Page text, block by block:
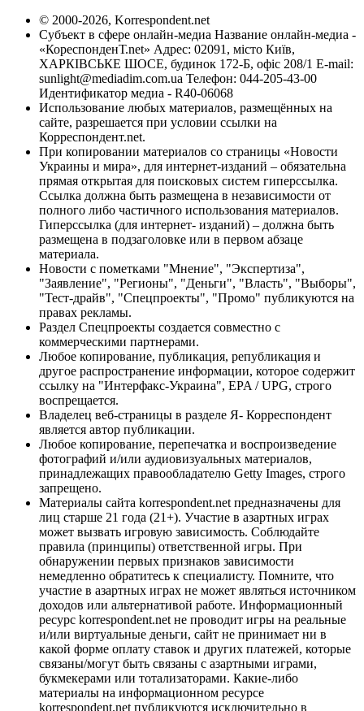
© 2000-2026, Korrespondent.net
Субъект в сфере онлайн-медиа Название онлайн-медиа -
«КореспонденТ.net» Адрес: 02091, місто Київ,
ХАРКІВСЬКЕ ШОСЕ, будинок 172-Б, офіс 208/1 E-mail:
sunlight@mediadim.com.ua Телефон: 044-205-43-00
Идентификатор медиа - R40-06068
Использование любых материалов, размещённых на
сайте, разрешается при условии ссылки на
Корреспондент.net.
При копировании материалов со страницы «Новости
Украины и мира», для интернет-изданий – обязательна
прямая открытая для поисковых систем гиперссылка.
Ссылка должна быть размещена в независимости от
полного либо частичного использования материалов.
Гиперссылка (для интернет- изданий) – должна быть
размещена в подзаголовке или в первом абзаце
материала.
Новости с пометками "Мнение", "Экспертиза",
"Заявление", "Регионы", "Деньги", "Власть", "Выборы",
"Тест-драйв", "Спецпроекты", "Промо" публикуются на
правах рекламы.
Раздел Спецпроекты создается совместно с
коммерческими партнерами.
Любое копирование, публикация, републикация и
другое распространение информации, которое содержит
ссылку на "Интерфакс-Украина", EPA / UPG, строго
воспрещается.
Владелец веб-страницы в разделе Я- Корреспондент
является автор публикации.
Любое копирование, перепечатка и воспроизведение
фотографий и/или аудиовизуальных материалов,
принадлежащих правообладателю Getty Images, строго
запрещено.
Материалы сайта korrespondent.net предназначены для
лиц старше 21 года (21+). Участие в азартных играх
может вызвать игровую зависимость. Соблюдайте
правила (принципы) ответственной игры. При
обнаружении первых признаков зависимости
немедленно обратитесь к специалисту. Помните, что
участие в азартных играх не может являться источником
доходов или альтернативой работе. Информационный
ресурс korrespondent.net не проводит игры на реальные
и/или виртуальные деньги, сайт не принимает ни в
какой форме оплату ставок и других платежей, которые
связаны/могут быть связаны с азартными играми,
букмекерами или тотализаторами. Какие-либо
материалы на информационном ресурсе
korrespondent.net публикуются исключительно в